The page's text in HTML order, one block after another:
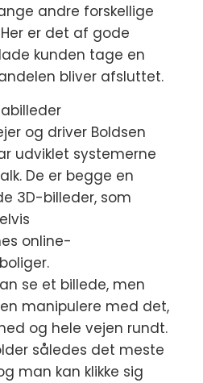
andre forskellige
er det af gode
kunden tage en
bliver afsluttet.
og driver Boldsen
udviklet systemerne
De er begge en
3D-billeder, som
online-
se et billede, men
manipulere med det,
og hele vejen rundt.
således det meste
man kan klikke sig